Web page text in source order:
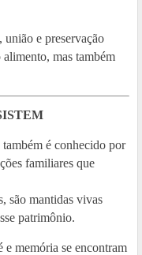
união e preservação
mas também
é conhecido por
familiares que
são mantidas vivas
patrimônio.
e memória se encontram